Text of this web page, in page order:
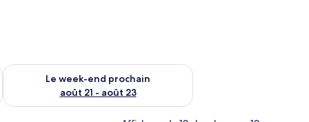
août 14 - août 16
Le week-end prochain
août 21 - août 23
Vérifier la disponibilité pour le week-end prochain août 21 -